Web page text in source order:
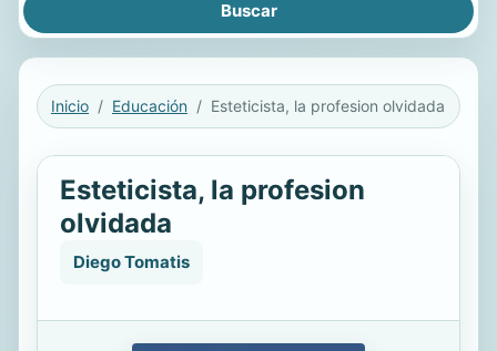
Inicio Educación Esteticista, la profesion olvidada
Esteticista, la profesion
olvidada
Diego Tomatis